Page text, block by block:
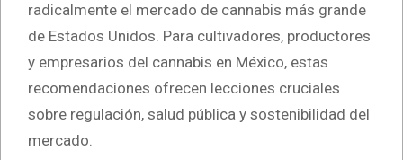
radicalmente el mercado de cannabis más grande
de Estados Unidos. Para cultivadores, productores
y empresarios del cannabis en México, estas
recomendaciones ofrecen lecciones cruciales
sobre regulación, salud pública y sostenibilidad del
mercado.